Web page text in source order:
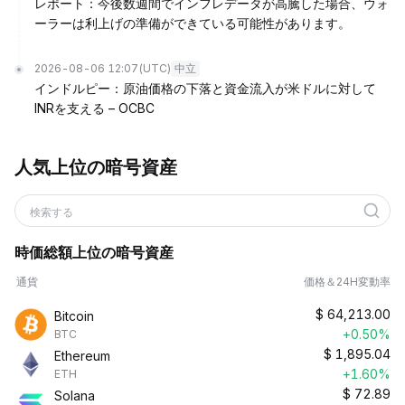
レポート：今後数週間でインフレデータが高騰した場合、ウォ
ーラーは利上げの準備ができている可能性があります。
2026-08-06 12:07 (UTC) 中立
インドルピー：原油価格の下落と資金流入が米ドルに対して
INRを支える – OCBC
人気上位の暗号資産
検索する
時価総額上位の暗号資産
通貨 価格＆24H変動率
Bitcoin
BTC
$ 64,213.00
+0.50%
Ethereum
ETH
$ 1,895.04
+1.60%
Solana
$ 72.89